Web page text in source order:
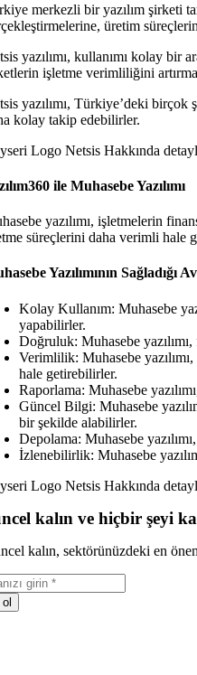
merkezli bir yazılım şirketi
üretim
yazılımı, kullanımı kolay bir
işletme verimliliğini
yazılımı, Türkiye’deki
kolay takip edebilirler.
Logo Netsis Hakkında
ile Muhasebe Yazılımı
yazılımı, işletmelerin
süreçlerini daha verimli hale
Yazılımının Sağladığı
Kolay Kullanım: Muhasebe
yapabilirler.
Doğruluk: Muhasebe
Verimlilik: Muhasebe
hale getirebilirler.
Raporlama: Muhasebe
Güncel Bilgi: Muhasebe
bir şekilde alabilirler.
Depolama: Muhasebe
İzlenebilirlik: Muhasebe
Logo Netsis Hakkında
kalın ve hiçbir şeyi
kalın, sektörünüzdeki en